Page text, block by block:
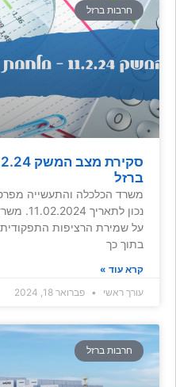
חרבות ברזל
ברזל
משרד הכלכלה והתעשייה
נכון
על שמירת הרציפות
בתוך כך
קרא עוד »
עורך ראשי
פברואר 18, 2024
חרבות ברזל